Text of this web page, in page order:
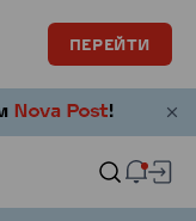
ПЕРЕЙТИ